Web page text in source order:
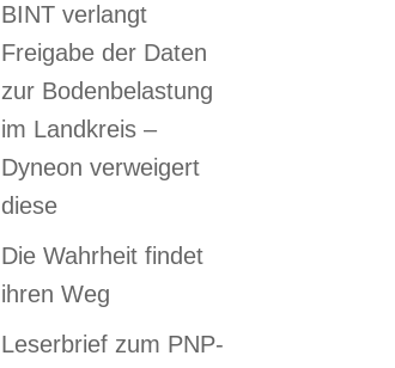
BINT verlangt
Freigabe der Daten
zur Bodenbelastung
im Landkreis –
Dyneon verweigert
diese
Die Wahrheit findet
ihren Weg
Leserbrief zum PNP-